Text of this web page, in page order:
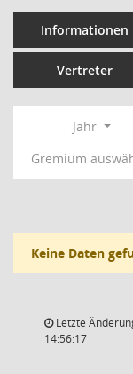
Informationen
Vertreter
Jahr
Gremium
Keine Daten
Letzte
14:56:17